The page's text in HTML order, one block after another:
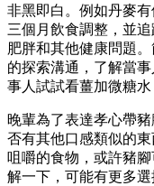
非黑即白。例如丹麥
三個月飲食調整，並
肥胖和其他健康問題
的探索溝通，了解當
事人試試看薑加微糖水
晚輩為了表達孝心帶
否有其他口感類似的
咀嚼的食物，或許豬
解一下，可能有更多